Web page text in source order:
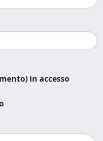
in accesso